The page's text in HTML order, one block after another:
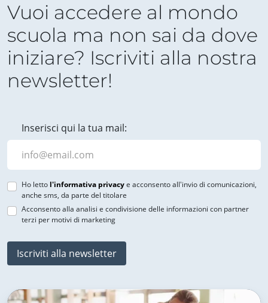
Vuoi accedere al mondo
scuola ma non sai da dove
iniziare? Iscriviti alla nostra
newsletter!
Inserisci qui la tua mail:
Ho letto l'informativa privacye acconsento all'invio di comunicazioni,
anche sms, da parte del titolare
Acconsento alla analisi e condivisione delle informazioni con partner
terzi per motivi di marketing
Iscriviti alla newsletter